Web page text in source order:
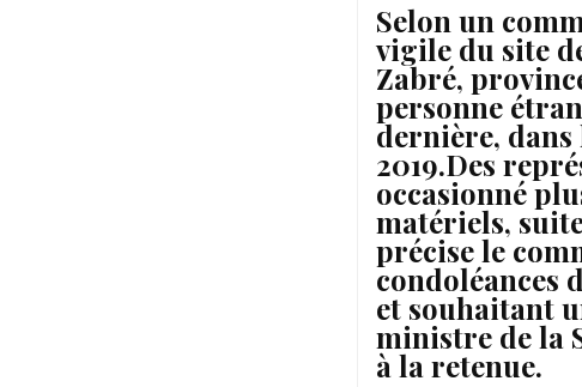
Selon un
vigile du site
Zabré,
personne
dernière,
2019.Des
occasionné
matériels,
précise le
condoléances
et souhaitant
ministre de la
à la retenue.